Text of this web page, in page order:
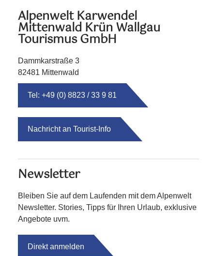
Alpenwelt Karwendel
Mittenwald Krün Wallgau
Tourismus GmbH
Dammkarstraße 3
82481 Mittenwald
Tel: +49 (0) 8823 / 33 9 81
Nachricht an Tourist-Info
Newsletter
Bleiben Sie auf dem Laufenden mit dem Alpenwelt
Newsletter. Stories, Tipps für Ihren Urlaub, exklusive
Angebote uvm.
Direkt anmelden